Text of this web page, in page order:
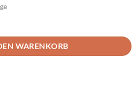
RDKS Original Ford Fiesta MK8/
WARENKORB